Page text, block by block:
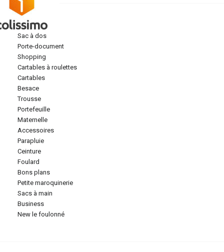
sac à dos
porte-document
shopping
cartables à roulettes
cartables
besace
trousse
portefeuille
maternelle
accessoires
parapluie
ceinture
foulard
bons plans
petite maroquinerie
sacs à main
business
new le foulonné